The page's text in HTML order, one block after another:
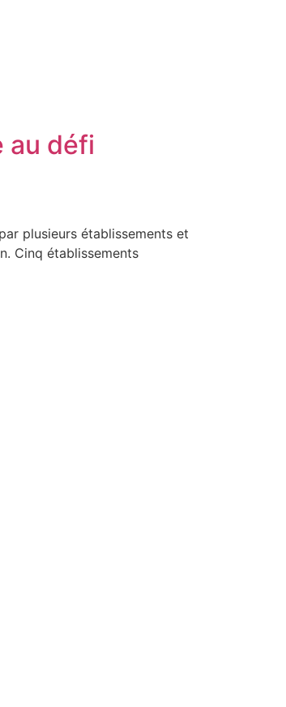
au défi
plusieurs établissements et
Cinq établissements